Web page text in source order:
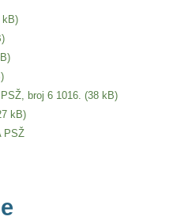
broj 6 1016.
PSŽ